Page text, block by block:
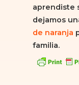
aprendiste
dejamos
de naranja
familia.